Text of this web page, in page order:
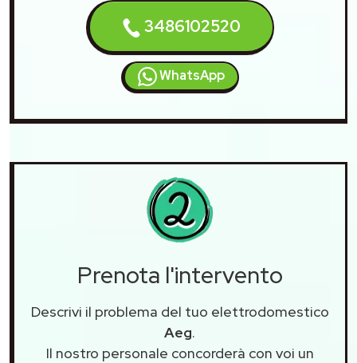
3486102520
WhatsApp
Prenota l'intervento
Descrivi il problema del tuo elettrodomestico
Aeg.
Il nostro personale concorderà con voi un